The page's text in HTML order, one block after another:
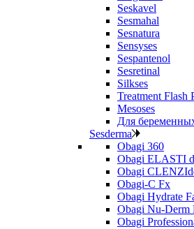
Seskavel
Sesmahal
Sesnatura
Sensyses
Sespantenol
Sesretinal
Silkses
Treatment Flash
Mesoses
Для
Sesderma
Obagi 360
Obagi ELASTI
Obagi
Obagi-C Fx
Obagi Hydrate
Obagi Nu-Derm
Obagi